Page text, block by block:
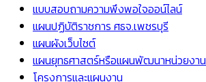
แบบสอบถามความพึงพอใจออน์ไลน์
แผนปฏิบัติราชการ ศธจ.เพชรบุรี
แผนผังเว็บไซต์
แผนยุทธศาสตร์หรือแผนพัฒนาหน่วยงาน
โครงการและแผนงาน